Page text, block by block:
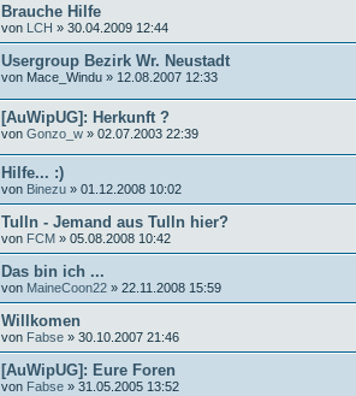
Brauche Hilfe
von LCH » 30.04.2009 12:44
Usergroup Bezirk Wr. Neustadt
von Mace_Windu » 12.08.2007 12:33
[AuWipUG]: Herkunft ?
von Gonzo_w » 02.07.2003 22:39
Hilfe... :)
von Binezu » 01.12.2008 10:02
Tulln - Jemand aus Tulln hier?
von FCM » 05.08.2008 10:42
Das bin ich ...
von MaineCoon22 » 22.11.2008 15:59
Willkomen
von Fabse » 30.10.2007 21:46
[AuWipUG]: Eure Foren
von Fabse » 31.05.2005 13:52